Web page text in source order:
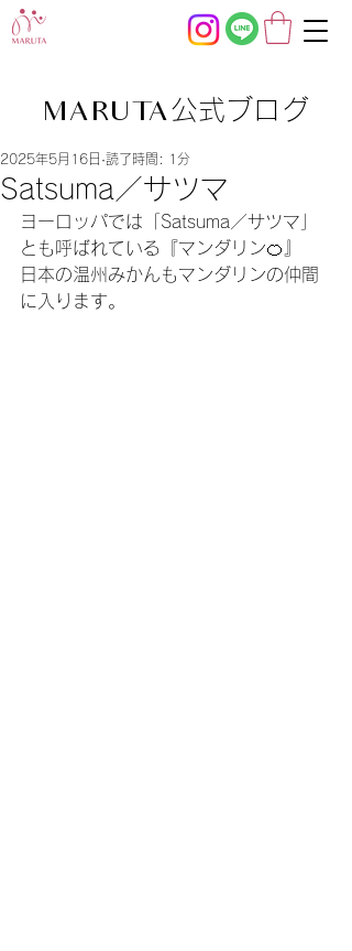
MARUTA公式ブログ
Satsuma／サツマ
2025年5月16日 読了時間: 1分
ヨーロッパでは「Satsuma／サツマ」
とも呼ばれている『マンダリン🍊』
日本の温州みかんもマンダリンの仲間
に入ります。